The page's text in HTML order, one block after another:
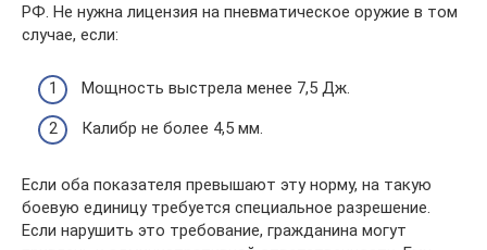
РФ. Не нужна лицензия на пневматическое оружие в том
случае, если:
Мощность выстрела менее 7,5 Дж.
Калибр не более 4,5 мм.
Если оба показателя превышают эту норму, на такую
боевую единицу требуется специальное разрешение.
Если нарушить это требование, гражданина могут